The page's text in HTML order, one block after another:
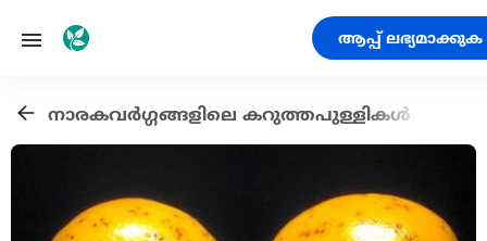
ആപ്പ് ലഭ്യമാക്കുക
നാരകവര്‍ഗ്ഗങ്ങളിലെ കറുത്തപുള്ളികള്‍